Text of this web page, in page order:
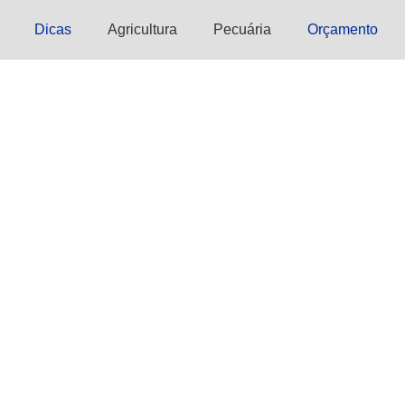
Dicas Agricultura Pecuária Orçamento